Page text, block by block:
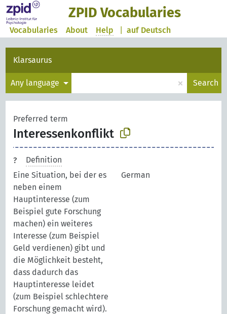
ZPID Vocabularies
auf Deutsch
Vocabularies About Help
Klarsaurus
Any language × Search
Preferred term
Interessenkonflikt
Definition
Eine Situation, bei der es
neben einem
Hauptinteresse (zum
Beispiel gute Forschung
machen) ein weiteres
Interesse (zum Beispiel
Geld verdienen) gibt und
die Möglichkeit besteht,
dass dadurch das
Hauptinteresse leidet
(zum Beispiel schlechtere
Forschung gemacht wird).
German